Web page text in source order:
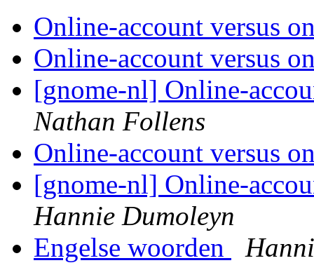
Online-account versus
Online-account versus
[gnome-nl] Online-
Nathan Follens
Online-account versus
[gnome-nl] Online-
Hannie Dumoleyn
Engelse woorden